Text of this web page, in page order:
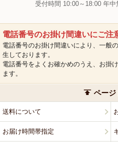
受付時間 10:00～18:00 年中
電話番号のお掛け間違いにご注
電話番号のお掛け間違いにより、一般
生しております。
電話番号をよくお確かめのうえ、お掛
ます。
ページ
送料について
お届け時間帯指定